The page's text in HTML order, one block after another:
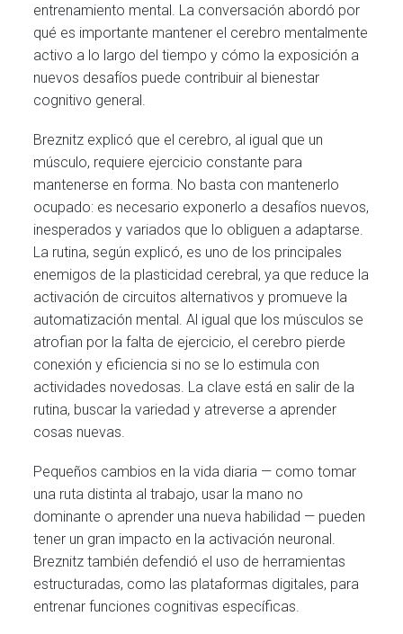
entrenamiento mental. La conversación abordó por
qué es importante mantener el cerebro mentalmente
activo a lo largo del tiempo y cómo la exposición a
nuevos desafíos puede contribuir al bienestar
cognitivo general.
Breznitz explicó que el cerebro, al igual que un
músculo, requiere ejercicio constante para
mantenerse en forma. No basta con mantenerlo
ocupado: es necesario exponerlo a desafíos nuevos,
inesperados y variados que lo obliguen a adaptarse.
La rutina, según explicó, es uno de los principales
enemigos de la plasticidad cerebral, ya que reduce la
activación de circuitos alternativos y promueve la
automatización mental. Al igual que los músculos se
atrofian por la falta de ejercicio, el cerebro pierde
conexión y eficiencia si no se lo estimula con
actividades novedosas. La clave está en salir de la
rutina, buscar la variedad y atreverse a aprender
cosas nuevas.
Pequeños cambios en la vida diaria — como tomar
una ruta distinta al trabajo, usar la mano no
dominante o aprender una nueva habilidad — pueden
tener un gran impacto en la activación neuronal.
Breznitz también defendió el uso de herramientas
estructuradas, como las plataformas digitales, para
entrenar funciones cognitivas específicas.